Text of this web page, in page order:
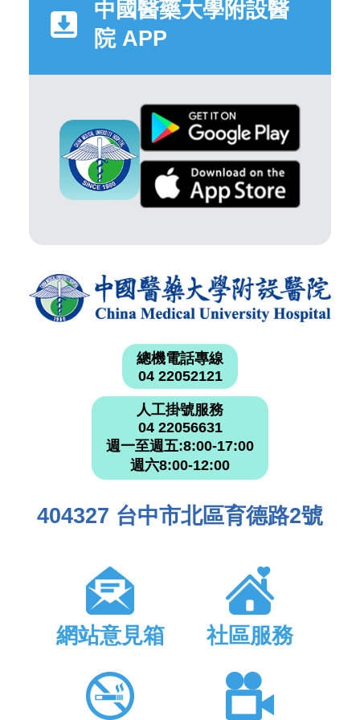
中國醫藥大學附設醫
院 APP
總機電話專線
04 22052121
人工掛號服務
04 22056631
週一至週五:8:00-17:00
週六8:00-12:00
404327 台中市北區育德路2號
網站意見箱 社區服務